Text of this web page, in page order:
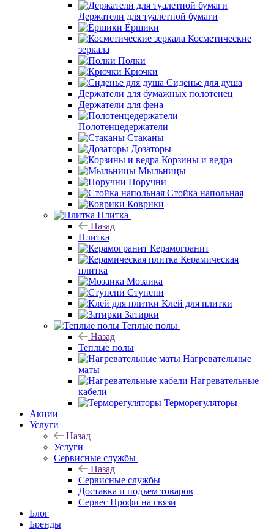
Держатели для туалетной бумаги
Ёршики
Косметические
зеркала
Полки
Крючки
Сиденье для душа
Держатели для бумажных полотенец
Держатели для фена
Полотенцедержатели
Стаканы
Дозаторы
Корзины и ведра
Мыльницы
Поручни
Стойка напольная
Коврики
Плитка
Назад
Плитка
Керамогранит
Керамическая
плитка
Мозаика
Ступени
Клей для плитки
Затирки
Теплые полы
Назад
Теплые полы
Нагревательные
маты
Нагревательные
кабели
Терморегуляторы
Акции
Услуги
Назад
Услуги
Сервисные службы
Назад
Сервисные службы
Доставка и подъем товаров
Сервес Профи на связи
Блог
Бренды